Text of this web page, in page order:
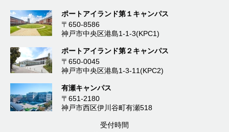
ポートアイランド第１キャンパス
〒650-8586
神戸市中央区港島1-1-3(KPC1)
ポートアイランド第２キャンパス
〒650-0045
神戸市中央区港島1-3-11(KPC2)
有瀬キャンパス
〒651-2180
神戸市西区伊川谷町有瀬518
受付時間